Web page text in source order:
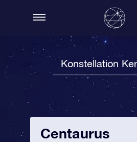
Konstellation
Centaurus